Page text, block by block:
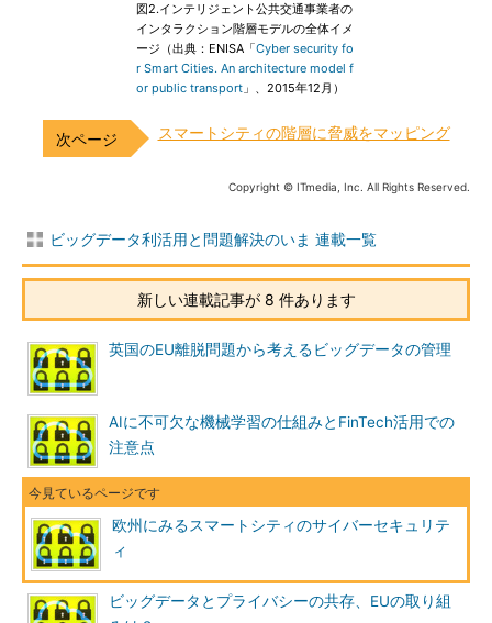
図2.インテリジェント公共交通事業者の
インタラクション階層モデルの全体イメ
ージ（出典：ENISA「Cyber security fo
r Smart Cities. An architecture model f
or public transport 」、2015年12月）
スマートシティの階層に脅威をマッピング
Copyright © ITmedia, Inc. All Rights Reserved.
ビッグデータ利活用と問題解決のいま 連載一覧
新しい連載記事が 8 件あります
英国のEU離脱問題から考えるビッグデータの管理
AIに不可欠な機械学習の仕組みとFinTech活用での
注意点
欧州にみるスマートシティのサイバーセキュリテ
ィ
ビッグデータとプライバシーの共存、EUの取り組